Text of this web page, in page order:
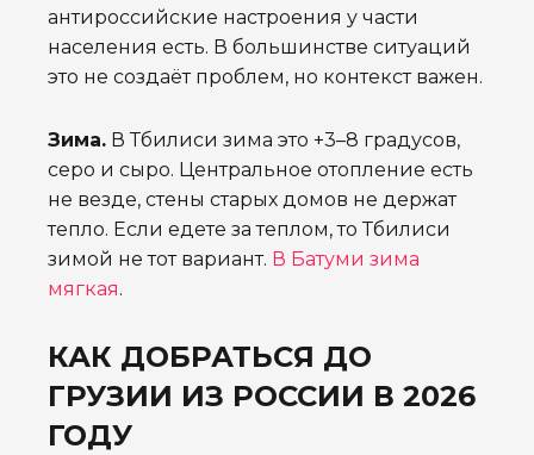
антироссийские настроения у части
населения есть. В большинстве ситуаций
это не создаёт проблем, но контекст важен.
Зима. В Тбилиси зима это +3–8 градусов,
серо и сыро. Центральное отопление есть
не везде, стены старых домов не держат
тепло. Если едете за теплом, то Тбилиси
зимой не тот вариант. В Батуми зима
мягкая.
КАК ДОБРАТЬСЯ ДО
ГРУЗИИ ИЗ РОССИИ В 2026
ГОДУ